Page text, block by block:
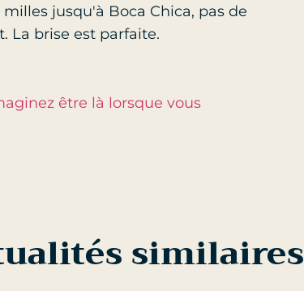
jusqu'à Boca Chica, pas de
La brise est parfaite.
être là lorsque vous
similaires